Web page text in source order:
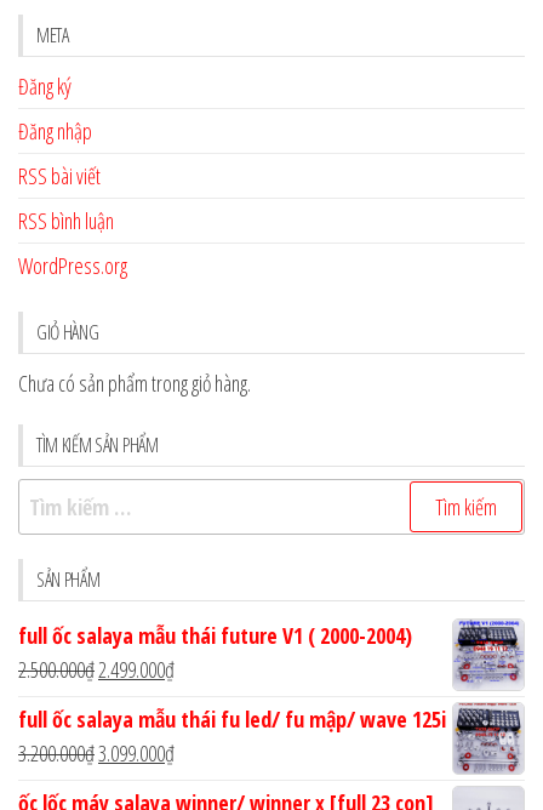
META
Đăng ký
Đăng nhập
RSS bài viết
RSS bình luận
WordPress.org
GIỎ HÀNG
Chưa có sản phẩm trong giỏ hàng.
TÌM KIẾM SẢN PHẨM
Tìm
kiếm
cho:
SẢN PHẨM
full ốc salaya mẫu thái future V1 ( 2000-2004)
2.500.000₫Giá
là:
2.500.000₫.
2.499.000₫Giá
tại
2.499.000₫.
full ốc salaya mẫu thái fu led/ fu mập/ wave 125i
3.200.000₫Giá
3.099.000₫Giá
ốc lốc máy salaya winner/ winner x [full 23 con]